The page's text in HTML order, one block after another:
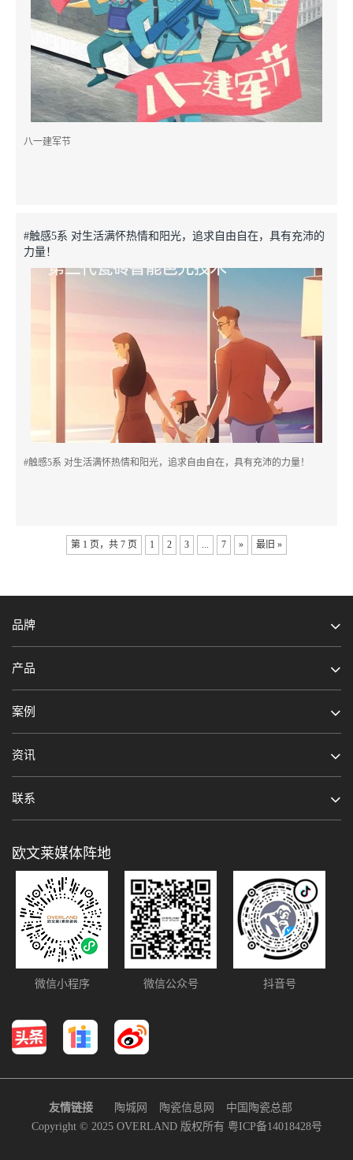
八一建军节
#触感5系 对生活满怀热情和阳光，追求自由自在，具有充沛的
力量！
#触感5系 对生活满怀热情和阳光，追求自由自在，具有充沛的力量！
第 1 页，共 7 页 1 2 3 ... 7 » 最旧 »
品牌
产品
案例
资讯
联系
欧文莱媒体阵地
微信小程序 微信公众号 抖音号
友情链接 陶城网 陶瓷信息网
中国陶瓷总部
Copyright © 2025 OVERLAND 版权所有 粤ICP备14018428号